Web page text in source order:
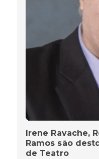
Irene Ravache,
Ramos são
de Teatro